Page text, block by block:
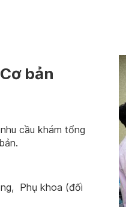
bản
cầu khám tổng
Phụ khoa (đối